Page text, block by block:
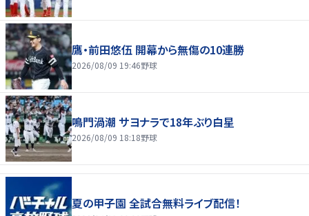
鷹・前田悠伍 開幕から無傷の10連勝
2026/08/09 19:46野球
鳴門渦潮 サヨナラで18年ぶり白星
2026/08/09 18:18野球
夏の甲子園 全試合無料ライブ配信！